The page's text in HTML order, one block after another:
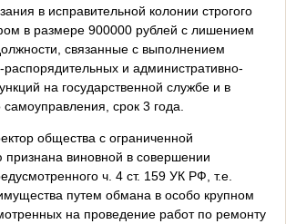
в исправительной колонии строгого
в размере 900000 рублей с лишением
связанные с выполнением
распорядительных и административно-
на государственной службе и в
самоуправления, срок 3 года.
общества с ограниченной
признана виновной в совершении
ч. 4 ст. 159 УК РФ, т.е.
путем обмана в особо крупном
на проведение работ по ремонту